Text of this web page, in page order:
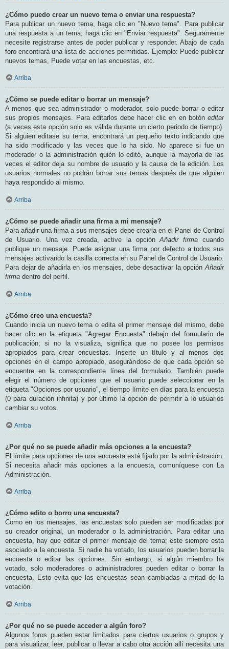
¿Cómo puedo crear un nuevo tema o enviar una respuesta?
Para publicar un nuevo tema, haga clic en "Nuevo tema". Para publicar
una respuesta a un tema, haga clic en "Enviar respuesta". Seguramente
necesite registrarse antes de poder publicar y responder. Abajo de cada
foro encontrará una lista de acciones permitidas. Ejemplo: Puede publicar
nuevos temas, Puede votar en las encuestas, etc.
Arriba
¿Cómo se puede editar o borrar un mensaje?
A menos que sea administrador o moderador, solo puede borrar o editar
sus propios mensajes. Para editarlos debe hacer clic en en botón editar
(a veces esta opción solo es válida durante un cierto periodo de tiempo).
Si alguien editase su tema, encontrará un pequeño texto indicando que
ha sido modificado y las veces que lo ha sido. No aparece si fue un
moderador o la administración quién lo editó, aunque la mayoría de las
veces el editor deja su nombre de usuario y la causa de la edición. Los
usuarios normales no podrán borrar sus temas después de que alguien
haya respondido al mismo.
Arriba
¿Cómo se puede añadir una firma a mi mensaje?
Para añadir una firma a sus mensajes debe crearla en el Panel de Control
de Usuario. Una vez creada, active la opciónAñadir firma cuando
publique un mensaje. Puede asignar una firma por defecto a todos sus
mensajes activando la casilla correcta en su Panel de Control de Usuario.
Para dejar de añadirla en los mensajes, debe desactivar la opciónAñadir
firma dentro del perfil.
Arriba
¿Cómo creo una encuesta?
Cuando inicia un nuevo tema o edita el primer mensaje del mismo, debe
hacer clic en la etiqueta "Agregar Encuesta" debajo del formulario de
publicación; si no la visualiza, significa que no posee los permisos
apropiados para crear encuestas. Inserte un título y al menos dos
opciones en el campo apropiado, asegurándose de que cada opción se
encuentre en la correspondiente línea del formulario. También puede
elegir el número de opciones que el usuario puede seleccionar en la
etiqueta "Opciones por usuario", el tiempo límite en días para la encuesta
(0 para duración infinita) y por último la opción de permitir a lo usuarios
cambiar su votos.
Arriba
¿Por qué no se puede añadir más opciones a la encuesta?
El límite para opciones de una encuesta está fijado por la administración.
Si necesita añadir más opciones a la encuesta, comuníquese con La
Administración.
Arriba
¿Cómo edito o borro una encuesta?
Como en los mensajes, las encuestas solo pueden ser modificadas por
su creador original, un moderador o la administración. Para editar una
encuesta, hay que editar el primer mensaje del tema; este siempre esta
asociado a la encuesta. Si nadie ha votado, los usuarios pueden borrar la
encuesta o editar las opciones. Sin embargo, si algún miembro ha
votado, solo moderadores o administradores pueden editar o borrar la
encuesta. Esto evita que las encuestas sean cambiadas a mitad de la
votación.
Arriba
¿Por qué no se puede acceder a algún foro?
Algunos foros pueden estar limitados para ciertos usuarios o grupos y
para visualizar, leer, publicar o llevar a cabo otra acción allí necesita una